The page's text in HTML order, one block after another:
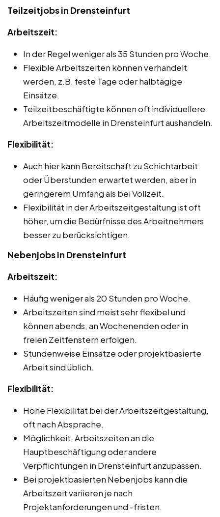
Teilzeitjobs in Drensteinfurt
Arbeitszeit:
In der Regel weniger als 35 Stunden pro Woche.
Flexible Arbeitszeiten können verhandelt
werden, z.B. feste Tage oder halbtägige
Einsätze.
Teilzeitbeschäftigte können oft individuellere
Arbeitszeitmodelle in Drensteinfurt aushandeln.
Flexibilität:
Auch hier kann Bereitschaft zu Schichtarbeit
oder Überstunden erwartet werden, aber in
geringerem Umfang als bei Vollzeit.
Flexibilität in der Arbeitszeitgestaltung ist oft
höher, um die Bedürfnisse des Arbeitnehmers
besser zu berücksichtigen.
Nebenjobs in Drensteinfurt
Arbeitszeit:
Häufig weniger als 20 Stunden pro Woche.
Arbeitszeiten sind meist sehr flexibel und
können abends, an Wochenenden oder in
freien Zeitfenstern erfolgen.
Stundenweise Einsätze oder projektbasierte
Arbeit sind üblich.
Flexibilität:
Hohe Flexibilität bei der Arbeitszeitgestaltung,
oft nach Absprache.
Möglichkeit, Arbeitszeiten an die
Hauptbeschäftigung oder andere
Verpflichtungen in Drensteinfurt anzupassen.
Bei projektbasierten Nebenjobs kann die
Arbeitszeit variieren je nach
Projektanforderungen und -fristen.